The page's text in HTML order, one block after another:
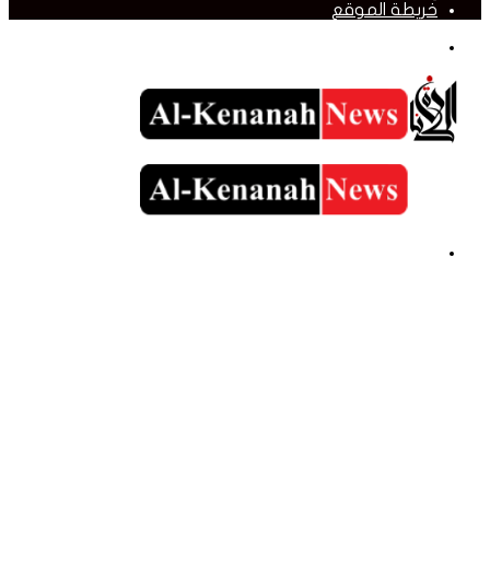
خريطة الموقع